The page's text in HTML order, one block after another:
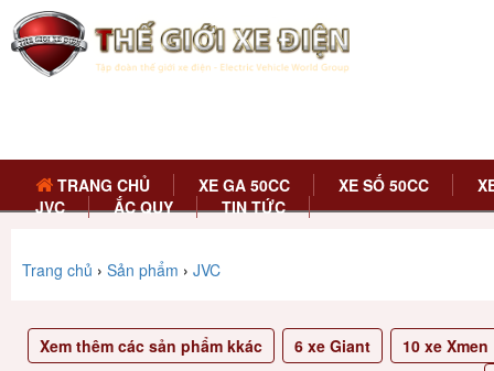
TRANG CHỦ XE GA 50CC XE SỐ 50CC
JVC
ẮC QUY TIN TỨC
Trang chủ › Sản phẩm › JVC
Xem thêm các sản phẩm kkác 6xe Giant 10xe Xmen